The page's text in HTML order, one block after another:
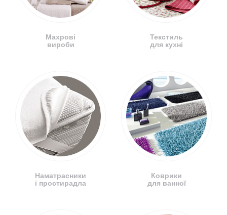
Махрові
вироби
Наматрасники
і простирадла
Текстиль
для кухні
Коврики
для ванної